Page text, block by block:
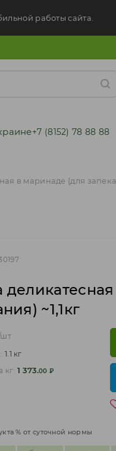
работы сайта.
+7 (8152) 78 88 88
в маринаде (для
~1,1кг
1.1 кг
кг:1 373.00 ₽
% от суточной нормы